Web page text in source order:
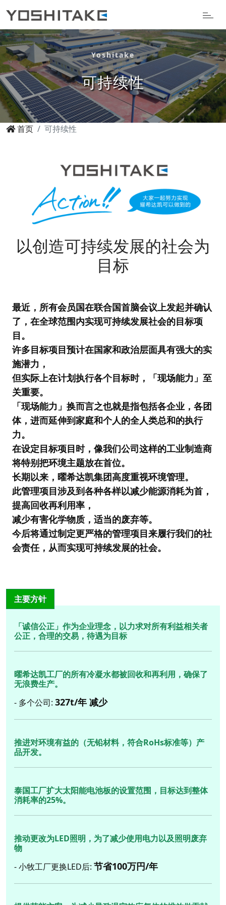
Yoshitake
可持续性
首页 可持续性
以创造可持续发展的社会为
目标
最近，所有会员国在联合国首脑会议上发起并确认
了，在全球范围内实现可持续发展社会的目标项
目。
许多目标项目预计在国家和政治层面具有强大的实
施潜力，
但实际上在计划执行各个目标时，「现场能力」至
关重要。
「现场能力」换而言之也就是指包括各企业，各团
体，进而延伸到家庭和个人的全人类总和的执行
力。
在设定目标项目时，像我们公司这样的工业制造商
将特别把环境主题放在首位。
长期以来，曜希达凯集团高度重视环境管理。
此管理项目涉及到各种各样以减少能源消耗为首，
提高回收再利用率，
减少有害化学物质，适当的废弃等。
今后将通过制定更严格的管理项目来履行我们的社
会责任，从而实现可持续发展的社会。
主要方针
「诚信公正」作为企业理念，以力求对所有利益相关者
公正，合理的交易，待遇为目标
曜希达凯工厂的所有冷凝水都被回收和再利用，确保了
无浪费生产。
- 多个公司: 327t/年 减少
推进对环境有益的（无铅材料，符合RoHs标准等）产
品开发。
泰国工厂扩大太阳能电池板的设置范围，目标达到整体
消耗率的25%。
推动更改为LED照明，为了减少使用电力以及照明废弃
物
- 小牧工厂更换LED后: 节省100万円/年